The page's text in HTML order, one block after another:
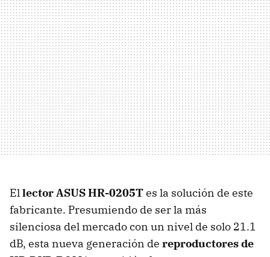
El lector ASUS HR-0205Tes la solución de este
fabricante. Presumiendo de ser la más
silenciosa del mercado con un nivel de solo 21.1
dB, esta nueva generación de reproductores de